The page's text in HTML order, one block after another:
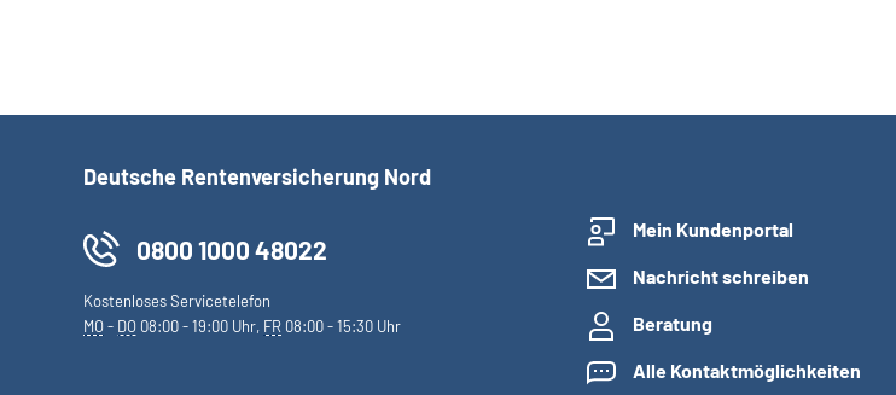
Deutsche Rentenversicherung Nord
0800 1000 48022
Kostenloses Servicetelefon
MO- DO 08:00 - 19:00 Uhr, FR 08:00 - 15:30 Uhr
Mein Kundenportal
Nachricht schreiben
Beratung
Alle Kontaktmöglichkeiten